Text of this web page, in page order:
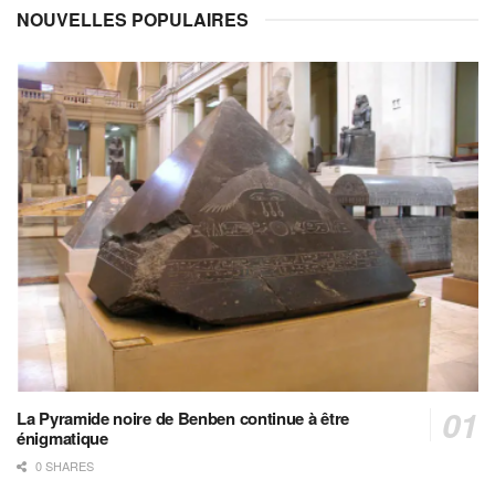
NOUVELLES POPULAIRES
La Pyramide noire de Benben continue à être
énigmatique
0 SHARES